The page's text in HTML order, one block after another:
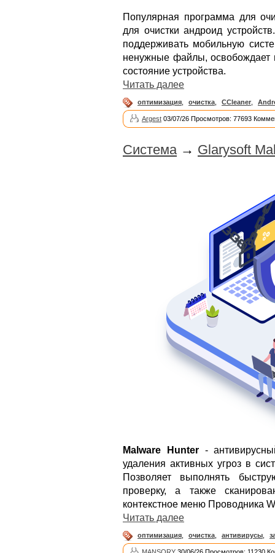
Популярная программа для
для очистки андроид
поддерживать мобильную
ненужные файлы, освобождает
состояние устройства.
Читать далее
оптимизация очистка CCleaner
Argest 03/07/26 Просмотров: 77693
Система→ Glarysoft
Malware Hunter-
удаления активных угроз в
Позволяет выполнять
проверку, а также
контекстное меню Проводника
Читать далее
оптимизация очистка антивирусы